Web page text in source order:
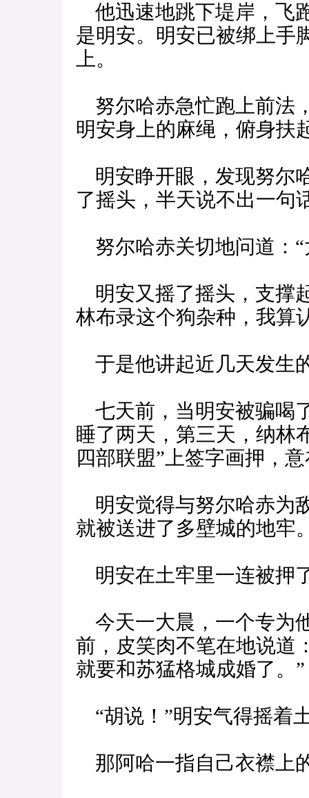
他迅速地跳下堤岸，飞
是明安。明安已被绑上手
上。
努尔哈赤急忙跑上前法
明安身上的麻绳，俯身扶
明安睁开眼，发现努尔
了摇头，半天说不出一句
努尔哈赤关切地问道：
明安又摇了摇头，支撑
林布录这个狗杂种，我算
于是他讲起近几天发生
七天前，当明安被骗喝
睡了两天，第三天，纳林
四部联盟”上签字画押，
明安觉得与努尔哈赤为
就被送进了多壁城的地牢
明安在土牢里一连被押
今天一大晨，一个专为
前，皮笑肉不笔在地说道
就要和苏猛格城成婚了。”
“胡说！”明安气得摇着
那阿哈一指自己衣襟上